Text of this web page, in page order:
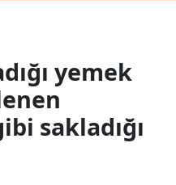
yemek
sakladığı